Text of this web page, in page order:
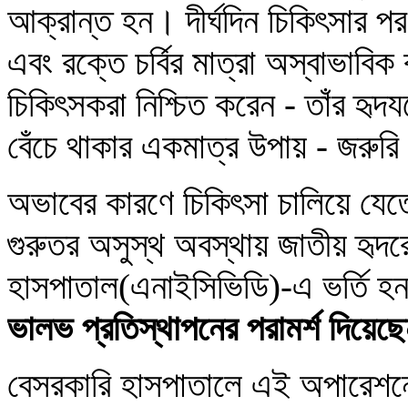
আক্রান্ত হন। দীর্ঘদিন চিকিৎসার
এবং রক্তে চর্বির মাত্রা
চিকিৎসকরা নিশ্চিত করেন - তাঁর
বেঁচে থাকার একমাত্র উপায় -
অভাবের কারণে চিকিৎসা চালিয়ে
গুরুতর অসুস্থ অবস্থায় জাতীয়
হাসপাতাল(এনাইসিভিডি)-এ ভর্তি
ভালভ প্রতিস্থাপনের পরামর্শ
বেসরকারি হাসপাতালে এই